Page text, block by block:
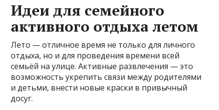
Идеи для семейного
активного отдыха летом
Лето — отличное время не только для личного
отдыха, но и для проведения времени всей
семьёй на улице. Активные развлечения — это
возможность укрепить связи между родителями
и детьми, внести новые краски в привычный
досуг.